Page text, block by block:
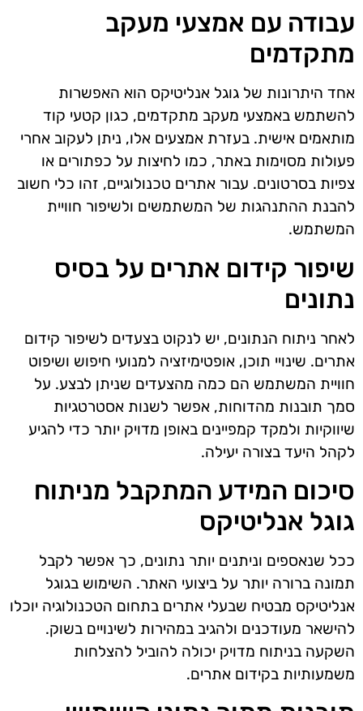
עבודה עם אמצעי מעקב
מתקדמים
אחד היתרונות של גוגל אנליטיקס הוא האפשרות
להשתמש באמצעי מעקב מתקדמים, כגון קטעי קוד
מותאמים אישית. בעזרת אמצעים אלו, ניתן לעקוב אחרי
פעולות מסוימות באתר, כמו לחיצות על כפתורים או
צפיות בסרטונים. עבור אתרים טכנולוגיים, זהו כלי חשוב
להבנת ההתנהגות של המשתמשים ולשיפור חוויית
המשתמש.
שיפור קידום אתרים על בסיס
נתונים
לאחר ניתוח הנתונים, יש לנקוט בצעדים לשיפור קידום
אתרים. שינויי תוכן, אופטימיזציה למנועי חיפוש ושיפוט
חוויית המשתמש הם כמה מהצעדים שניתן לבצע. על
סמך תובנות מהדוחות, אפשר לשנות אסטרטגיות
שיווקיות ולמקד קמפיינים באופן מדויק יותר כדי להגיע
לקהל היעד בצורה יעילה.
סיכום המידע המתקבל מניתוח
גוגל אנליטיקס
ככל שנאספים וניתנים יותר נתונים, כך אפשר לקבל
תמונה ברורה יותר על ביצועי האתר. השימוש בגוגל
אנליטיקס מבטיח שבעלי אתרים בתחום הטכנולוגיה יוכלו
להישאר מעודכנים ולהגיב במהירות לשינויים בשוק.
השקעה בניתוח מדויק יכולה להוביל להצלחות
משמעותיות בקידום אתרים.